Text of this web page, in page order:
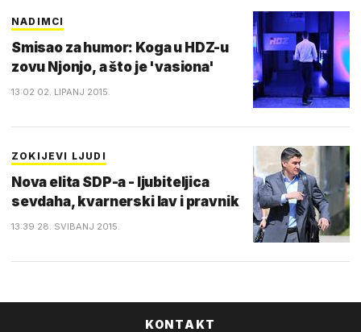
NADIMCI
Smisao za humor: Koga u HDZ-u
zovu Njonjo, a što je 'vasiona'
13:02 02. LIPANJ 2015.
ZOKIJEVI LJUDI
Nova elita SDP-a - ljubiteljica
sevdaha, kvarnerski lav i pravnik
13:39 28. SVIBANJ 2015.
KONTAKT